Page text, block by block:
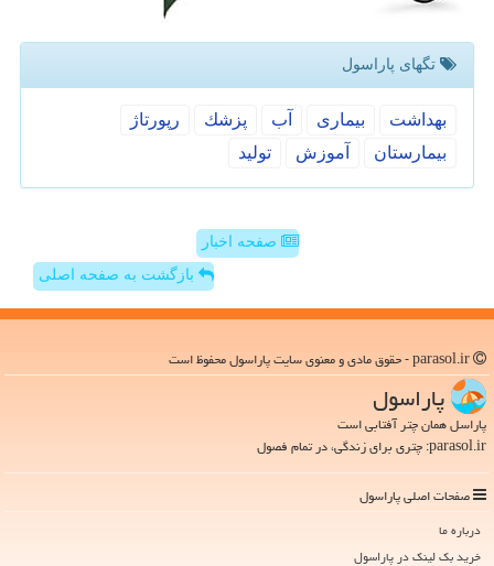
تگهای پاراسول
بهداشت بیماری آب پزشك
رپورتاژ
بیمارستان
آموزش تولید
صفحه اخبار
بازگشت به صفحه اصلی
پاراسول
پاراسل همان چتر آفتابی است
parasol.ir: چتری برای زندگی، در تمام فصول
صفحات اصلی پاراسول
درباره ما
خرید بک لینک در پاراسول